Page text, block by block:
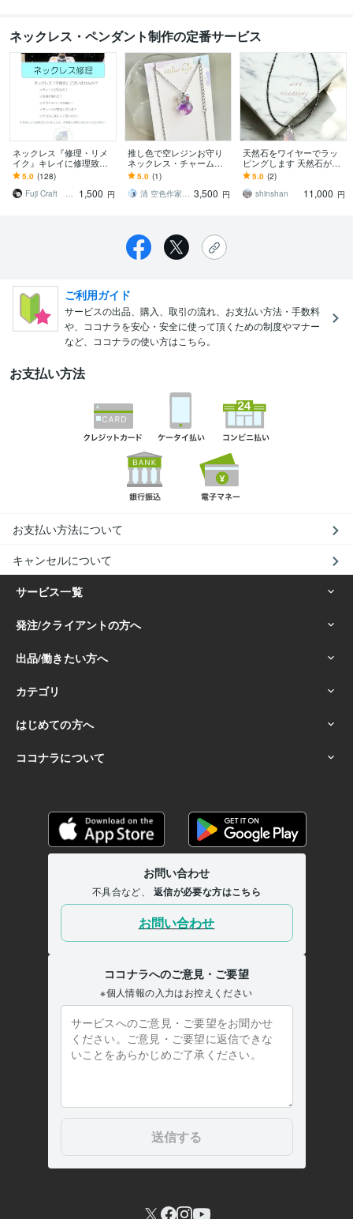
ネックレス・ペンダント制作の定番サービス
ネックレス『修理・リメ
イク』キレイに修理致し
ます ネックレスで『お困
り事』ございませんか？
※業歴30年
5.0 (128)
Fuji Craft フジクラフト
1,500 円
推し色で空レジンお守り
ネックレス・チャーム作
ります 推しを想う日の空
｜推しカラーで作るお守
り空レジンアクセサリー
5.0 (1)
清 空色作家＆世界観デザイナー 3,500 円
天然石をワイヤーでラッ
ピングします 天然石が好
きな方必見です！！大切
なアクセサリーつくりま
す
5.0 (2)
shinshan
11,000 円
ご利用ガイド
サービスの出品、購入、取引の流れ、お支払い方法・手数料
や、ココナラを安心・安全に使って頂くための制度やマナー
など、ココナラの使い方はこちら。
お支払い方法
お支払い方法について
キャンセルについて